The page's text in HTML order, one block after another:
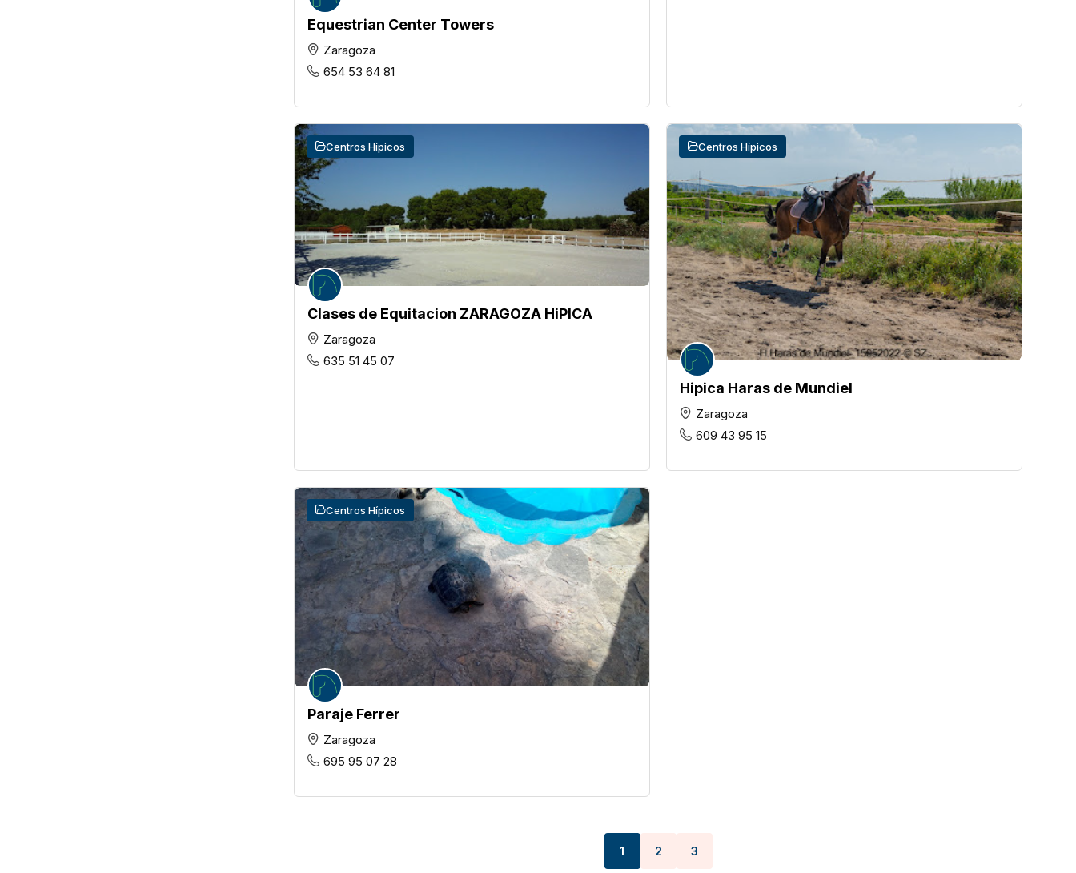
Equestrian Center Towers
Zaragoza
654 53 64 81
Clases de Equitacion ZARAGOZA HiPICA
Centros Hípicos
Zaragoza
635 51 45 07
Hipica Haras de Mundiel
Centros Hípicos
Zaragoza
609 43 95 15
Paraje Ferrer
Centros Hípicos
Zaragoza
695 95 07 28
1 2 3